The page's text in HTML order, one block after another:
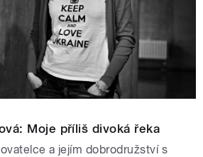
Moje příliš divoká řeka
a jejím dobrodružství s